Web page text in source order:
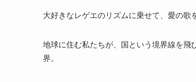
大好きなレゲエのリズムに乗せて、愛の歌
地球に住む私たちが、国という境界線を飛
界。